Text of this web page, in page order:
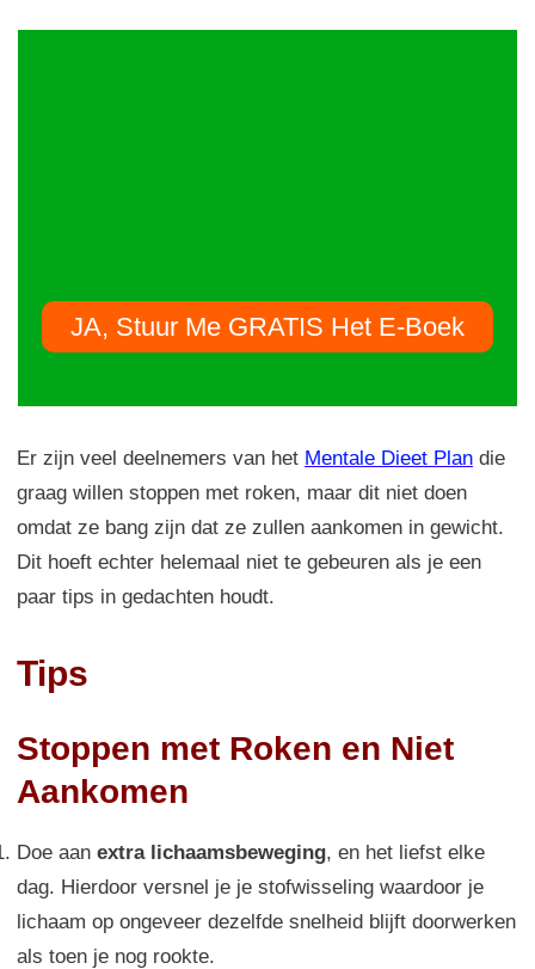
JA, Stuur Me GRATIS Het E-Boek
Er zijn veel deelnemers van het Mentale Dieet Plan die
graag willen stoppen met roken, maar dit niet doen
omdat ze bang zijn dat ze zullen aankomen in gewicht.
Dit hoeft echter helemaal niet te gebeuren als je een
paar tips in gedachten houdt.
Tips
Stoppen met Roken en Niet
Aankomen
Doe aan extra lichaamsbeweging, en het liefst elke
dag. Hierdoor versnel je je stofwisseling waardoor je
lichaam op ongeveer dezelfde snelheid blijft doorwerken
als toen je nog rookte.